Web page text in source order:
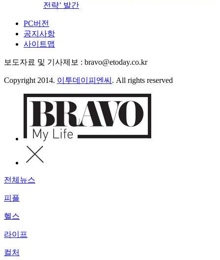
전략’ 발간
PC버전
공지사항
사이트맵
보도자료 및 기사제보 : bravo@etoday.co.kr
Copyright 2014. 이투데이피엔씨 . All rights reserved
전체뉴스
피플
헬스
라이프
컬처